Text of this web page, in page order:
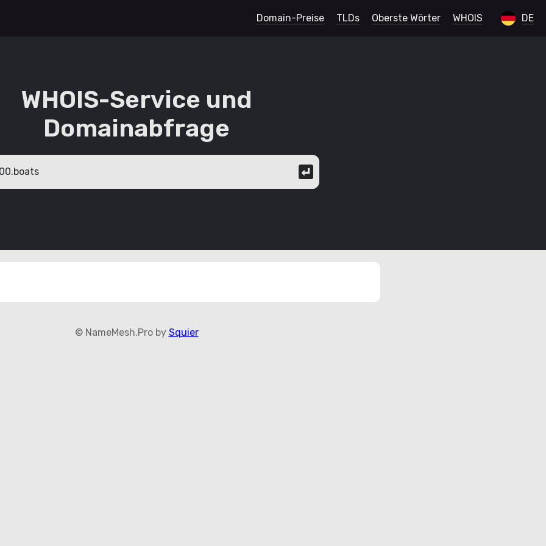
DE
Domain-Preise TLDs Oberste Wörter WHOIS
WHOIS-Service und
Domainabfrage
© NameMesh.Pro by Squier